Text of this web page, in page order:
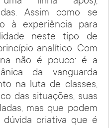
Assim como se
à experiência para
neste tipo de
analítico. Com
não é pouco: é a
da vanguarda
na luta de classes,
das situações, suas
mas que podem
dúvida criativa que é